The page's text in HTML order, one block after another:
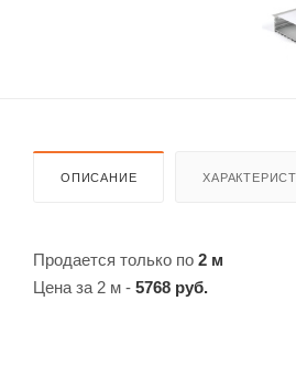
ОПИСАНИЕ
Продается только по 2 м
Цена за 2 м - 5768 руб.